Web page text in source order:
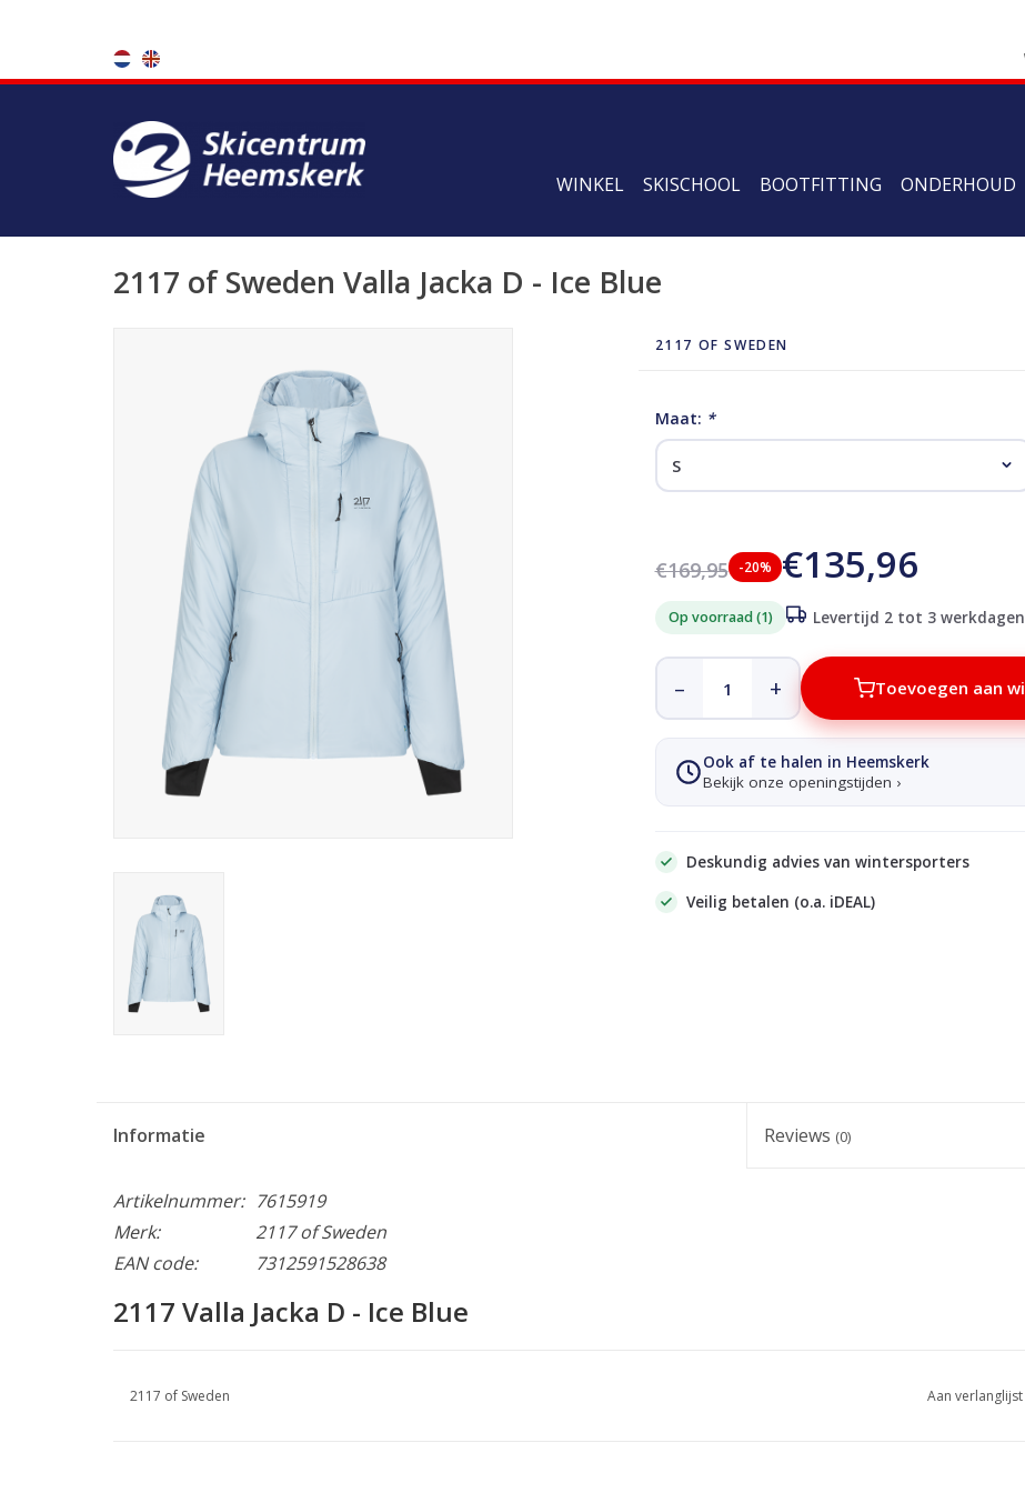
WINKEL SKISCHOOL BOOTFITTING ONDERHOUD
2117 of Sweden Valla Jacka D - Ice Blue
2117 OF SWEDEN
Maat: *
€169,95 -20% €135,96
Op voorraad (1) Levertijd 2 tot 3 werkdagen
– + Toevoegen aan
Ook af te halen in Heemskerk
Bekijk onze openingstijden ›
Deskundig advies van wintersporters
Veilig betalen (o.a. iDEAL)
Informatie Reviews (0)
Artikelnummer: 7615919
Merk:
2117 of Sweden
EAN code:
7312591528638
2117 Valla Jacka D - Ice Blue
2117 of Sweden Aan